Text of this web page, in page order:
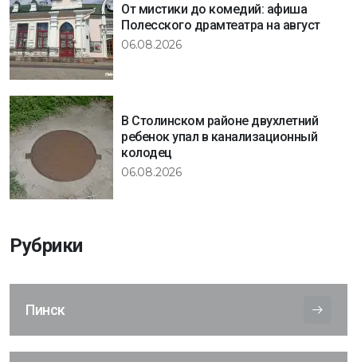
От мистики до комедий: афиша
Полесского драмтеатра на август
06.08.2026
В Столинском районе двухлетний
ребенок упал в канализационный
колодец
06.08.2026
Рубрики
Пинск